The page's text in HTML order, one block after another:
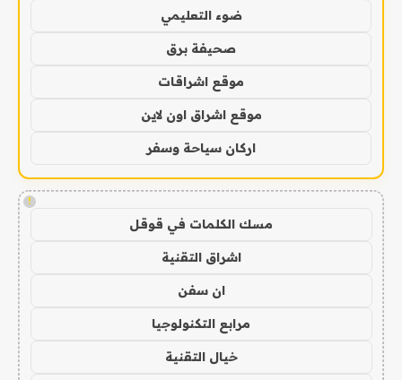
ضوء التعليمي
صحيفة برق
موقع اشراقات
موقع اشراق اون لاين
اركان سياحة وسفر
!
مسك الكلمات في قوقل
اشراق التقنية
ان سفن
مرابع التكنولوجيا
خيال التقنية